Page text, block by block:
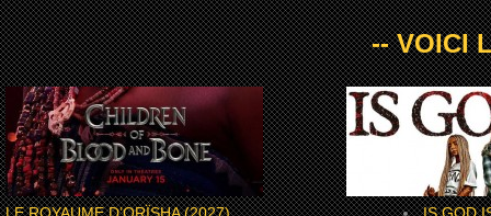
-- VOICI